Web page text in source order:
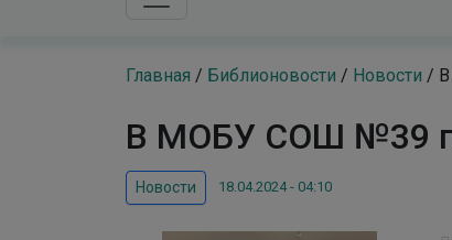
Главная / Библионовости / Новости /
В МОБУ СОШ №39
Новости 18.04.2024 - 04:10